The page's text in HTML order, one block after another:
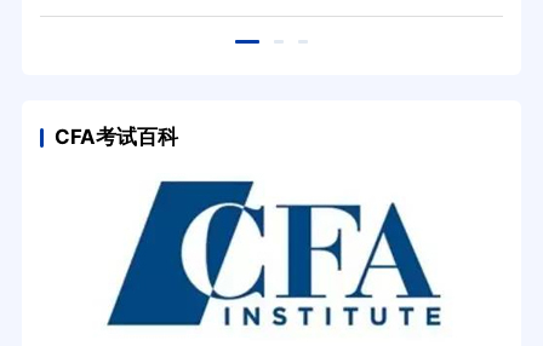
CFA考试百科